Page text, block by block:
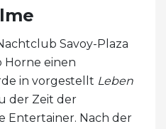
Savoy-Plaza
Horne einen
in vorgestellt Leben
der Zeit der
Entertainer. Nach der